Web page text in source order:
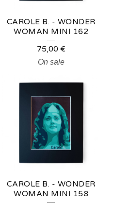
CAROLE B. - WONDER
WOMAN MINI 162
75,00 €
On sale
CAROLE B. - WONDER
WOMAN MINI 158